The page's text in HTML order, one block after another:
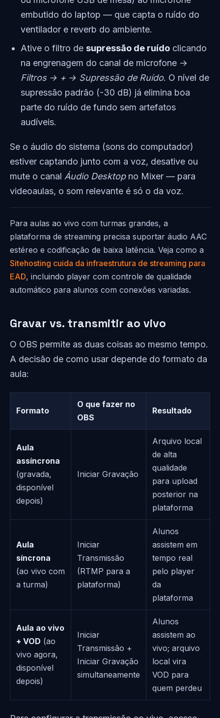
embutido do laptop — que capta o ruído do
ventilador e reverb do ambiente.
Ative o filtro de supressão de ruído clicando
na engrenagem do canal de microfone →
Filtros → + → Supressão de Ruído. O nível de
supressão padrão (-30 dB) já elimina boa
parte do ruído de fundo sem artefatos
audíveis.
Se o áudio do sistema (sons do computador)
estiver captando junto com a voz, desative ou
mute o canal Áudio Desktopno Mixer — para
videoaulas, o som relevante é só o da voz.
Para aulas ao vivo com turmas grandes, a
plataforma de streaming precisa suportar áudio AAC
estéreo e codificação de baixa latência. Veja como a
Sitehosting cuida da infraestrutura de streaming para
EAD, incluindo player com controle de qualidade
automático para alunos com conexões variadas.
Gravar vs. transmitir ao vivo
O OBS permite as duas coisas ao mesmo tempo.
A decisão de como usar depende do formato da
aula:
Formato
O que fazer no
OBS
Resultado
Aula
assíncrona
(gravada,
disponível
depois)
Iniciar Gravação
Arquivo local
de alta
qualidade
para upload
posterior na
plataforma
Aula
síncrona
(ao vivo com
a turma)
Iniciar
Transmissão
(RTMP para a
plataforma)
Alunos
assistem em
tempo real
pelo player
da
plataforma
Aula ao vivo
+ VOD (ao
vivo agora,
disponível
depois)
Iniciar
Transmissão +
Iniciar Gravação
simultaneamente
Alunos
assistem ao
vivo; arquivo
local vira
VOD para
quem perdeu